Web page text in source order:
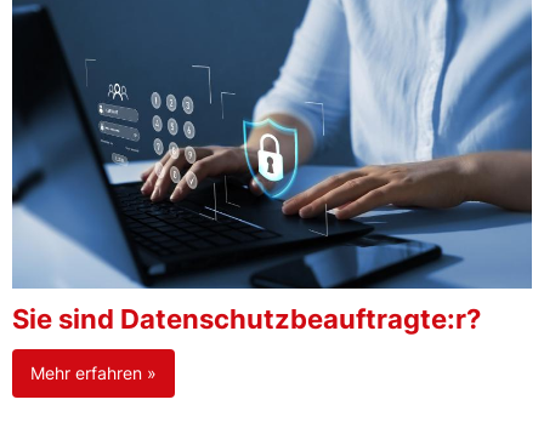
Sie sind Datenschutzbeauftragte:r?
Mehr erfahren »